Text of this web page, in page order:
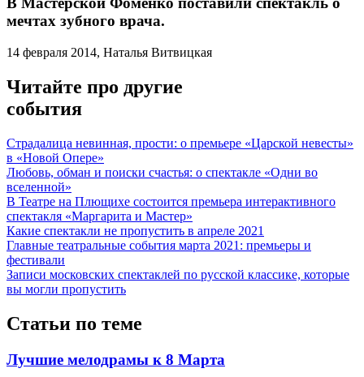
мечтах зубного врача.
14 февраля 2014, Наталья Витвицкая
Читайте про другие
события
Страдалица невинная, прости: о премьере «Царской невесты»
в «Новой Опере»
Любовь, обман и поиски счастья: о спектакле «Одни во
вселенной»
В Театре на Плющихе состоится премьера интерактивного
спектакля «Маргарита и Мастер»
Какие спектакли не пропустить в апреле 2021
Главные театральные события марта 2021: премьеры и
фестивали
Записи московских спектаклей по русской классике, которые
вы могли пропустить
Статьи по теме
Лучшие мелодрамы к 8 Марта